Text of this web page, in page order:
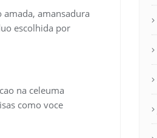
amansadura
escolhida por
na celeuma
como voce